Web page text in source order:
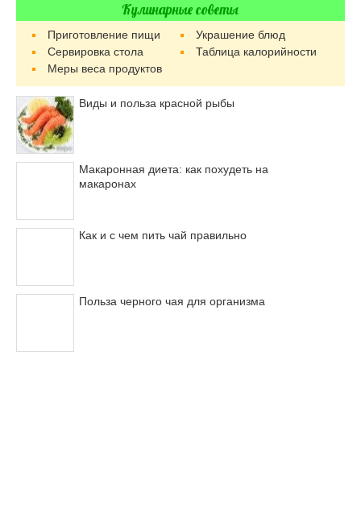
Кулинарные советы
Приготовление пищи
Украшение блюд
Сервировка стола
Таблица калорийности
Меры веса продуктов
Виды и польза красной рыбы
Макаронная диета: как похудеть на
макаронах
Как и с чем пить чай правильно
Польза черного чая для организма